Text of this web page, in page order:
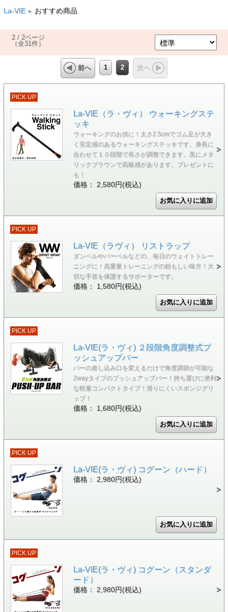
La-VIE > おすすめ商品
2 / 2ページ
（全31件）
前へ 1 2 次へ
PICK UP
La-VIE（ラ・ヴィ） ウォーキングステ
ッキ
ウォーキングのお供に！太さ2.5cmでゴム足が大き
く安定感のあるウォーキングステッキです。身長に
合わせて１０段階で長さが調整できます。黒にメタ
リックブラウンで高級感があります。プレゼントに
も！
価格： 2,580円(税込)
PICK UP
La-VIE（ラヴィ） リストラップ
ダンベルやバーベルなどの、毎日のウェイトトレー
ニングに！高重量トレーニングの頼もしい味方！大
切な手首を保護するサポーターです。
価格： 1,580円(税込)
PICK UP
La-VIE(ラ・ヴィ) ２段階角度調整式プ
ッシュアップバー
バーの差し込み口を変えるだけで角度調節が可能な
2wayタイプのプッシュアップバー！持ち運びに便利
な軽量コンパクトタイプ！滑りにくいスポンジグリ
ップ！
価格： 1,680円(税込)
PICK UP
La-VIE(ラ・ヴィ) コグーン（ハード）
価格： 2,980円(税込)
PICK UP
La-VIE(ラ・ヴィ) コグーン（スタンダ
ード）
価格： 2,980円(税込)